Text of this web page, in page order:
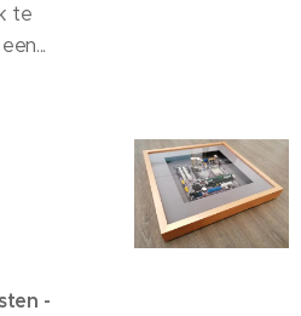
te
-